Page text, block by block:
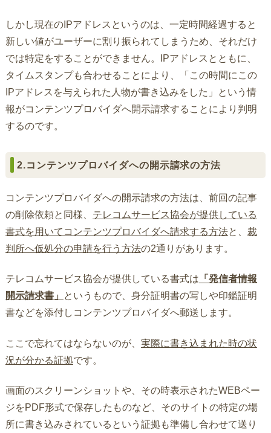
しかし現在のIPアドレスというのは、一定時間経過すると
新しい値がユーザーに割り振られてしまうため、それだけ
では特定をすることができません。IPアドレスとともに、
タイムスタンプも合わせることにより、「この時間にこの
IPアドレスを与えられた人物が書き込みをした」という情
報がコンテンツプロバイダへ開示請求することにより判明
するのです。
2.コンテンツプロバイダへの開示請求の方法
コンテンツプロバイダへの開示請求の方法は、前回の記事
の削除依頼と同様、 テレコムサービス協会が提供している
書式を用いてコンテンツプロバイダへ請求する方法と、 裁
判所へ仮処分の申請を行う方法の2通りがあります。
テレコムサービス協会が提供している書式は 「発信者情報
開示請求書」
というもので、身分証明書の写しや印鑑証明
書などを添付しコンテンツプロバイダへ郵送します。
ここで忘れてはならないのが、 実際に書き込まれた時の状
況が分かる証拠です。
画面のスクリーンショットや、その時表示されたWEBペー
ジをPDF形式で保存したものなど、そのサイトの特定の場
所に書き込みされているという証拠も準備し合わせて送り